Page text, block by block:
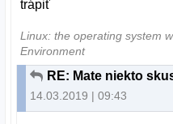
trápiť
Linux: the operating system
Environment
14.03.2019 | 09:43